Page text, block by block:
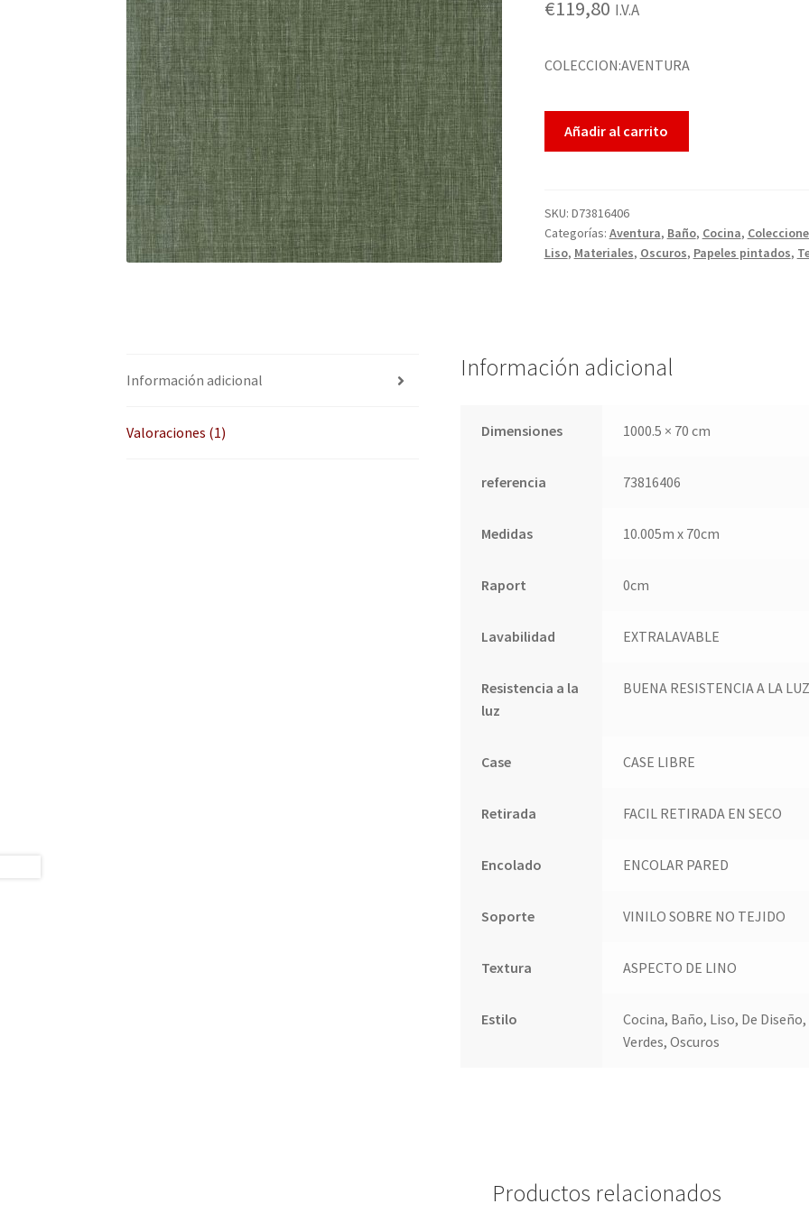
ad
1.
so
e
sa
ón
€119,80 I.V.A
COLECCION:AVENTURA
Añadir al carrito
SKU: D73816406
Categorías: Aventura, Baño, Cocina,
Liso, Materiales, Oscuros, Papeles pintados,
Información adicional
Valoraciones (1)
Información adicional
Dimensiones 1000.5 × 70 cm
referencia 73816406
Medidas 10.005m x 70cm
Raport 0cm
Lavabilidad EXTRALAVABLE
Resistencia a la
luz
BUENA RESISTENCIA A LA LUZ
Case CASE LIBRE
Retirada FACIL RETIRADA EN SECO
Encolado ENCOLAR PARED
Soporte VINILO SOBRE NO TEJIDO
Textura ASPECTO DE LINO
Estilo
Cocina, Baño, Liso, De
Verdes, Oscuros
Productos relacionados